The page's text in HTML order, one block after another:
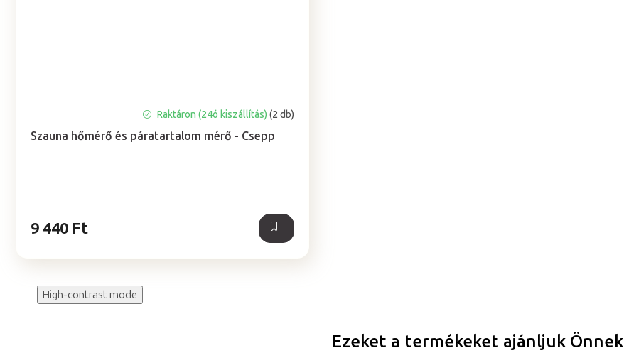
Szauna hőmérő és páratartalom mérő - Csepp
Raktáron (24ó kiszállítás)(2 db)
9 440 Ft
High-contrast mode
Ezeket a termékeket ajánljuk Önnek